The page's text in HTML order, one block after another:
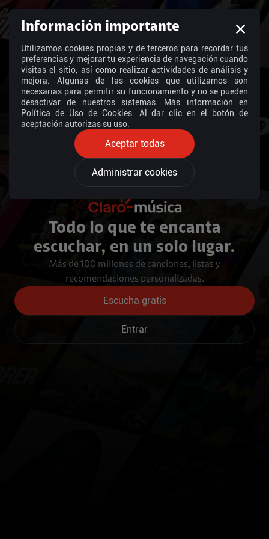
Todo lo que te encanta
escuchar, en un solo lugar.
Más de 100 millones de canciones, listas y
recomendaciones personalizadas.
Escucha gratis
Entrar
Información importante
Utilizamos cookies propias y de terceros para recordar tus
preferencias y mejorar tu experiencia de navegación cuando
visitas el sitio, así como realizar actividades de análisis y
mejora. Algunas de las cookies que utilizamos son
necesarias para permitir su funcionamiento y no se pueden
desactivar de nuestros sistemas. Más información en
Política de Uso de Cookies.
Al dar clic en el botón de
aceptación autorizas su uso.
Aceptar todas
Administrar cookies